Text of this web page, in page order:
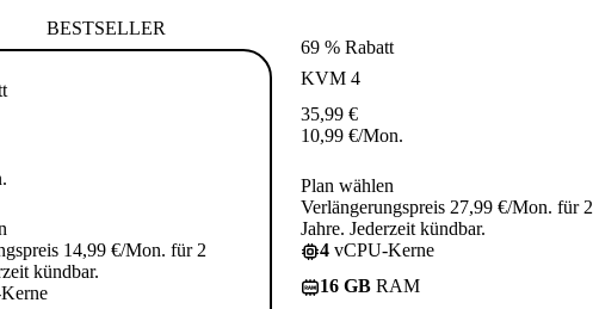
BESTSELLER
14,99 €/Mon. für 2
kündbar.
69 % Rabatt
KVM 4
35,99 €
10,99 €/Mon.
Plan wählen
Verlängerungspreis 27,99 €/Mon. für 2
Jahre. Jederzeit kündbar.
4 vCPU-Kerne
16 GB RAM